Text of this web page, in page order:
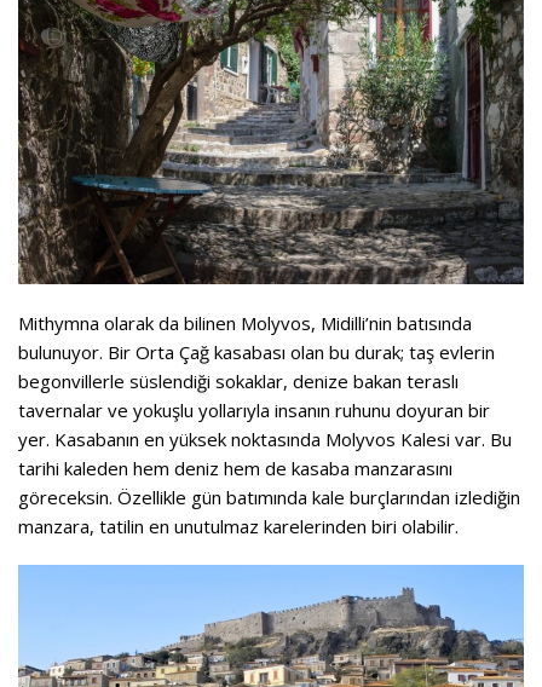
Mithymna olarak da bilinen Molyvos, Midilli’nin batısında
bulunuyor. Bir Orta Çağ kasabası olan bu durak; taş evlerin
begonvillerle süslendiği sokaklar, denize bakan teraslı
tavernalar ve yokuşlu yollarıyla insanın ruhunu doyuran bir
yer. Kasabanın en yüksek noktasında Molyvos Kalesi var. Bu
tarihi kaleden hem deniz hem de kasaba manzarasını
göreceksin. Özellikle gün batımında kale burçlarından izlediğin
manzara, tatilin en unutulmaz karelerinden biri olabilir.